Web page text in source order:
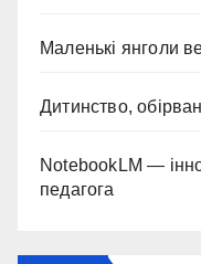
Маленькі янголи
Дитинство,
NotebookLM —
педагога